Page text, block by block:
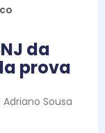
da
prova
Sousa